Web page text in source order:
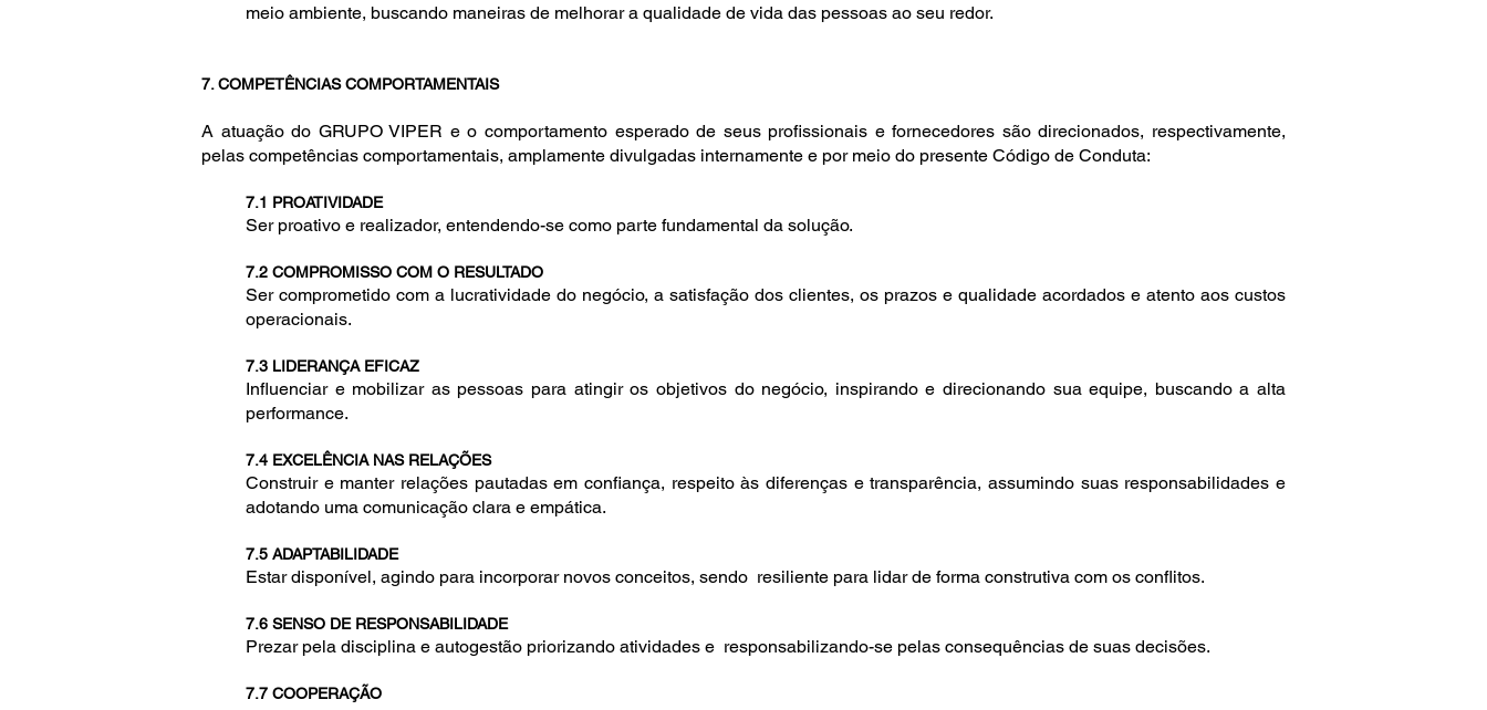
meio ambiente, buscando maneiras de melhorar a qualidade de vida das pessoas ao seu redor.
7. COMPETÊNCIAS COMPORTAMENTAIS
A atuação do GRUPO VIPER e o comportamento esperado de seus profissionais e fornecedores são direcionados, respectivamente,
pelas competências comportamentais, amplamente divulgadas internamente e por meio do presente Código de Conduta:
7.1 PROATIVIDADE
Ser proativo e realizador, entendendo-se como parte fundamental da solução.
7.2 COMPROMISSO COM O RESULTADO
Ser comprometido com a lucratividade do negócio, a satisfação dos clientes, os prazos e qualidade acordados e atento aos custos
operacionais.
7.3 LIDERANÇA EFICAZ
Influenciar e mobilizar as pessoas para atingir os objetivos do negócio, inspirando e direcionando sua equipe, buscando a alta
performance.
7.4 EXCELÊNCIA NAS RELAÇÕES
Construir e manter relações pautadas em confiança, respeito às diferenças e transparência, assumindo suas responsabilidades e
adotando uma comunicação clara e empática.
7.5 ADAPTABILIDADE
Estar disponível, agindo para incorporar novos conceitos, sendo resiliente para lidar de forma construtiva com os conflitos.
7.6 SENSO DE RESPONSABILIDADE
Prezar pela disciplina e autogestão priorizando atividades e responsabilizando-se pelas consequências de suas decisões.
7.7 COOPERAÇÃO